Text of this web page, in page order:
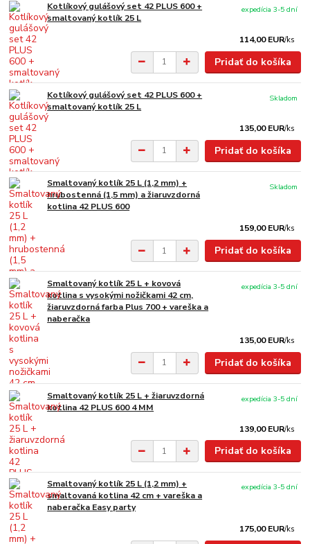
Kotlíkový gulášový set 42 PLUS 600 +
smaltovaný kotlík 25 L
114,00 EUR/ks
expedícia 3-5 dní
Pridať do košíka
Kotlíkový gulášový set 42 PLUS 600 +
smaltovaný kotlík 25 L
135,00 EUR/ks
Skladom
Pridať do košíka
Smaltovaný kotlík 25 L (1,2 mm) +
hrubostenná (1,5 mm) a žiaruvzdorná
kotlina 42 PLUS 600
159,00 EUR/ks
Skladom
Pridať do košíka
Smaltovaný kotlík 25 L + kovová
kotlina s vysokými nožičkami 42 cm,
žiaruvzdorná farba Plus 700 + vareška a
naberačka
135,00 EUR/ks
expedícia 3-5 dní
Pridať do košíka
Smaltovaný kotlík 25 L + žiaruvzdorná
kotlina 42 PLUS 600 4 MM
139,00 EUR/ks
expedícia 3-5 dní
Pridať do košíka
Smaltovaný kotlík 25 L (1,2 mm) +
smaltovaná kotlina 42 cm + vareška a
naberačka Easy party
175,00 EUR/ks
expedícia 3-5 dní